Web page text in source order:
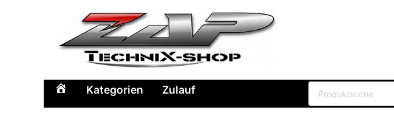
Home Kategorien Zulauf
Products
search